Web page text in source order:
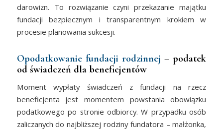
darowizn. To rozwiązanie czyni przekazanie majątku
fundacji bezpiecznym i transparentnym krokiem w
procesie planowania sukcesji.
Opodatkowanie fundacji rodzinnej – podatek
od świadczeń dla beneficjentów
Moment wypłaty świadczeń z fundacji na rzecz
beneficjenta jest momentem powstania obowiązku
podatkowego po stronie odbiorcy. W przypadku osób
zaliczanych do najbliższej rodziny fundatora – małżonka,